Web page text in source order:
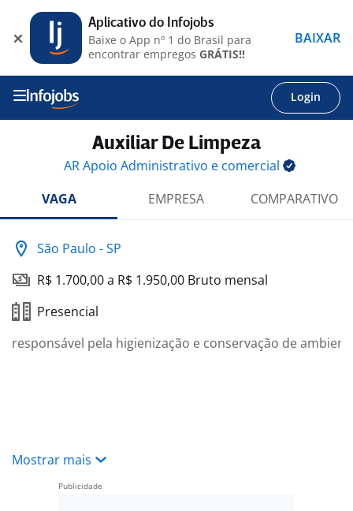
Login
Auxiliar De Limpeza
AR Apoio Administrativo e comercial
VAGA
EMPRESA COMPARATIVO
São Paulo - SP
R$ 1.700,00 a R$ 1.950,00 Bruto mensal
Presencial
responsável pela higienização e conservação de
Mostrar mais
Aplicativo do Infojobs
Baixe o App nº 1 do Brasil para
encontrar empregos GRÁTIS!!
BAIXAR